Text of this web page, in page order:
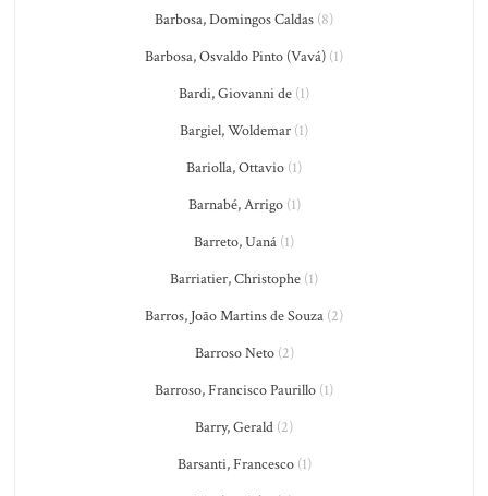
Barbosa, Domingos Caldas (8)
Barbosa, Osvaldo Pinto (Vavá) (1)
Bardi, Giovanni de (1)
Bargiel, Woldemar (1)
Bariolla, Ottavio (1)
Barnabé, Arrigo(1)
Barreto, Uaná (1)
Barriatier, Christophe (1)
Barros, João Martins de Souza (2)
Barroso Neto(2)
Barroso, Francisco Paurillo (1)
Barry, Gerald (2)
Barsanti, Francesco(1)